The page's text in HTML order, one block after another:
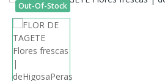
Out-Of-Stock